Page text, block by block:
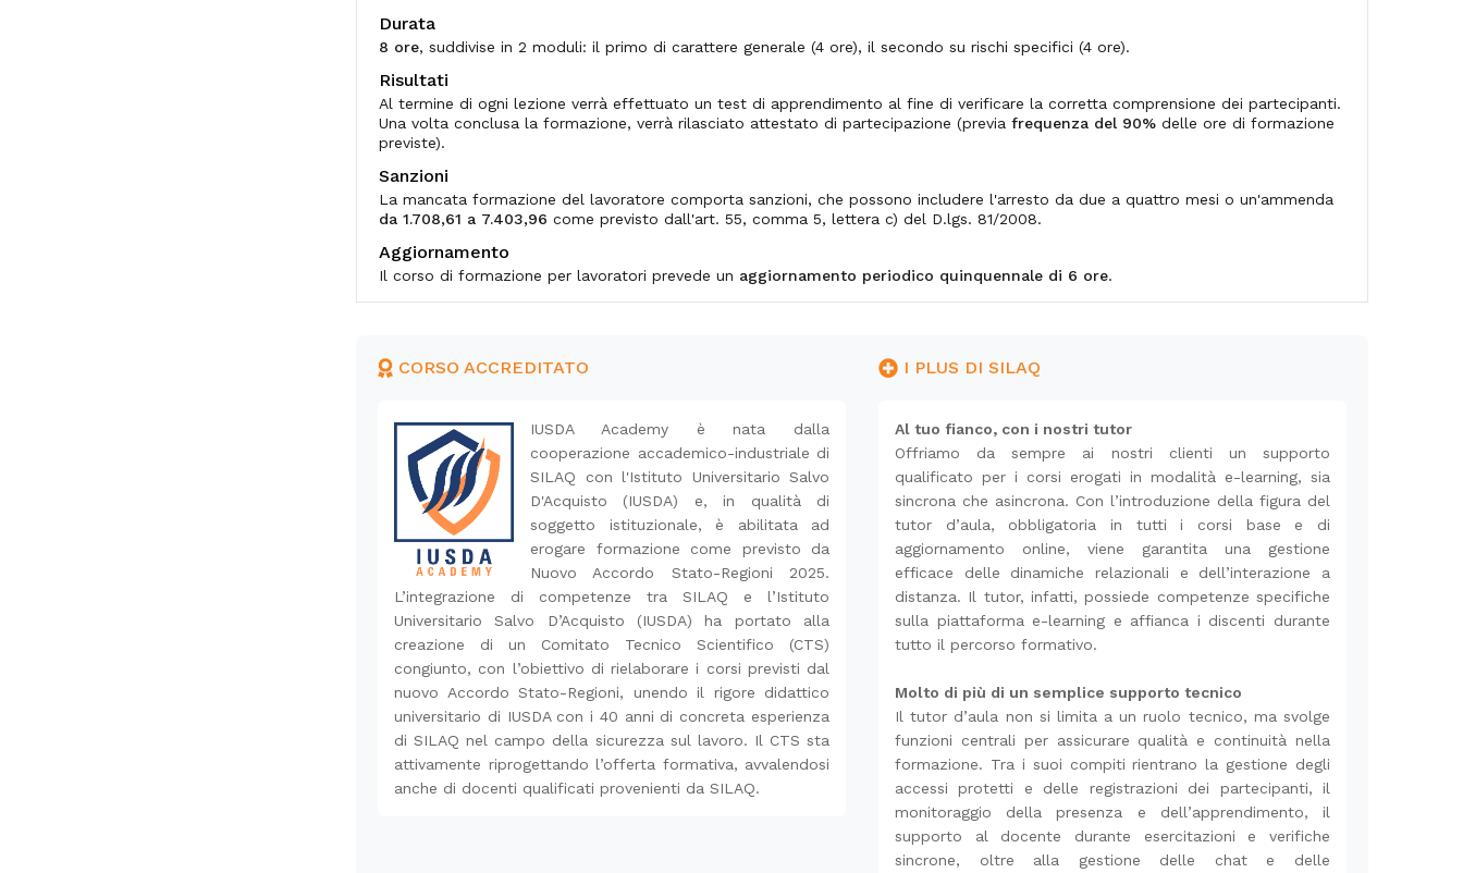
Durata
8 ore, suddivise in 2 moduli: il primo di carattere generale (4 ore), il secondo su rischi specifici (4 ore).
Risultati
Al termine di ogni lezione verrà effettuato un test di apprendimento al fine di verificare la corretta comprensione dei partecipanti.
Una volta conclusa la formazione, verrà rilasciato attestato di partecipazione (previa frequenza del 90% delle ore di formazione
previste).
Sanzioni
La mancata formazione del lavoratore comporta sanzioni, che possono includere l'arresto da due a quattro mesi o un'ammenda
da 1.708,61 a 7.403,96 come previsto dall'art. 55, comma 5, lettera c) del D.lgs. 81/2008.
Aggiornamento
Il corso di formazione per lavoratori prevede un aggiornamento periodico quinquennale di 6 ore.
CORSO ACCREDITATO
IUSDA Academy è nata dalla
cooperazione accademico-industriale di
SILAQ con l'Istituto Universitario Salvo
D'Acquisto (IUSDA) e, in qualità di
soggetto istituzionale, è abilitata ad
erogare formazione come previsto da
Nuovo Accordo Stato-Regioni 2025.
L’integrazione di competenze tra SILAQ e l’Istituto
Universitario Salvo D’Acquisto (IUSDA) ha portato alla
creazione di un Comitato Tecnico Scientifico (CTS)
congiunto, con l’obiettivo di rielaborare i corsi previsti dal
nuovo Accordo Stato-Regioni, unendo il rigore didattico
universitario di IUSDA con i 40 anni di concreta esperienza
di SILAQ nel campo della sicurezza sul lavoro. Il CTS sta
attivamente riprogettando l’offerta formativa, avvalendosi
anche di docenti qualificati provenienti da SILAQ.
I PLUS DI SILAQ
Al tuo fianco, con i nostri tutor
Offriamo da sempre ai nostri clienti un supporto
qualificato per i corsi erogati in modalità e-learning, sia
sincrona che asincrona. Con l’introduzione della figura del
tutor d’aula, obbligatoria in tutti i corsi base e di
aggiornamento online, viene garantita una gestione
efficace delle dinamiche relazionali e dell’interazione a
distanza. Il tutor, infatti, possiede competenze specifiche
sulla piattaforma e-learning e affianca i discenti durante
tutto il percorso formativo.
Molto di più di un semplice supporto tecnico
Il tutor d’aula non si limita a un ruolo tecnico, ma svolge
funzioni centrali per assicurare qualità e continuità nella
formazione. Tra i suoi compiti rientrano la gestione degli
accessi protetti e delle registrazioni dei partecipanti, il
monitoraggio della presenza e dell’apprendimento, il
supporto al docente durante esercitazioni e verifiche
sincrone, oltre alla gestione delle chat e delle